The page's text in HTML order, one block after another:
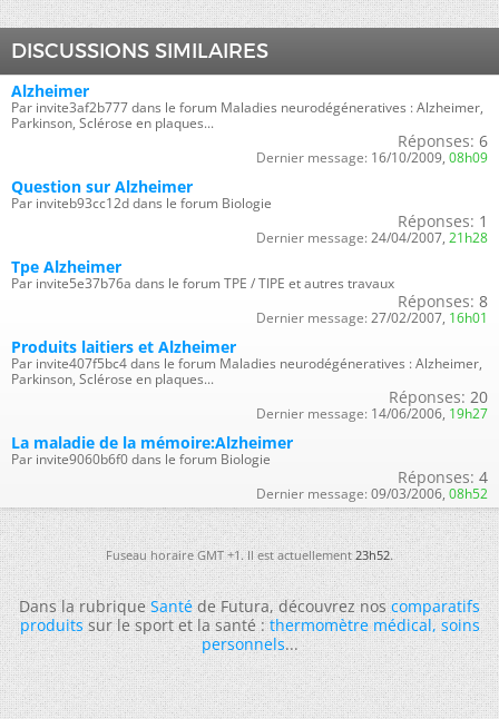
DISCUSSIONS SIMILAIRES
Alzheimer
Par invite3af2b777 dans le forum Maladies neurodégéneratives : Alzheimer,
Parkinson, Sclérose en plaques...
Réponses: 6
Dernier message: 16/10/2009, 08h09
Question sur Alzheimer
Par inviteb93cc12d dans le forum Biologie
Réponses: 1
Dernier message: 24/04/2007, 21h28
Tpe Alzheimer
Par invite5e37b76a dans le forum TPE / TIPE et autres travaux
Réponses: 8
Dernier message: 27/02/2007, 16h01
Produits laitiers et Alzheimer
Par invite407f5bc4 dans le forum Maladies neurodégéneratives : Alzheimer,
Parkinson, Sclérose en plaques...
Réponses: 20
Dernier message: 14/06/2006, 19h27
La maladie de la mémoire:Alzheimer
Par invite9060b6f0 dans le forum Biologie
Réponses: 4
Dernier message: 09/03/2006, 08h52
Fuseau horaire GMT +1. Il est actuellement23h52.
Dans la rubriqueSantéde Futura, découvrez noscomparatifs
produitssur le sport et la santé :thermomètre médical,soins
personnels...